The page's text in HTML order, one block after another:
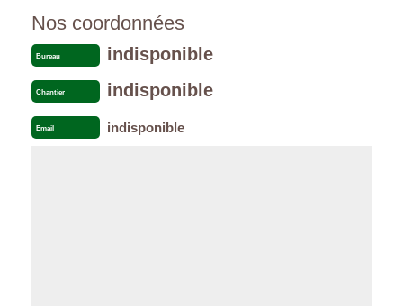
Nos coordonnées
Bureau indisponible
Chantier indisponible
Email indisponible